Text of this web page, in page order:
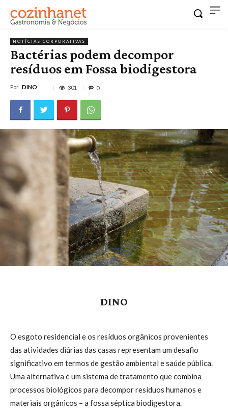
NOTÍCIAS CORPORATIVAS
Bactérias podem decompor
resíduos em Fossa biodigestora
Por DINO 301 0
DINO
O esgoto residencial e os resíduos orgânicos provenientes
das atividades diárias das casas representam um desafio
significativo em termos de gestão ambiental e saúde pública.
Uma alternativa é um sistema de tratamento que combina
processos biológicos para decompor resíduos humanos e
materiais orgânicos – a fossa séptica biodigestora.